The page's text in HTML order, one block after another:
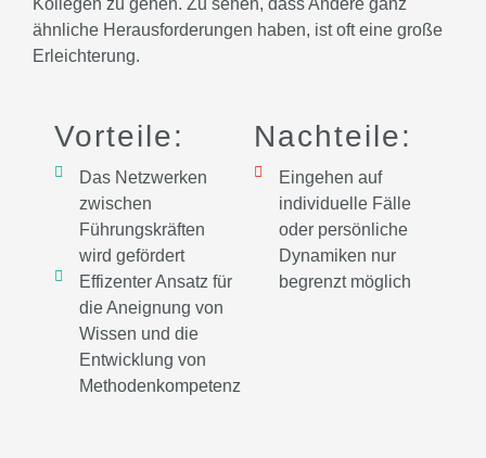
ähnliche Herausforderungen haben, ist oft eine große
Erleichterung.
Vorteile:
Das Netzwerken
zwischen
Führungskräften
wird gefördert
Effizenter Ansatz für
die Aneignung von
Wissen und die
Entwicklung von
Methodenkompetenz
Nachteile:
Eingehen auf
individuelle Fälle
oder persönliche
Dynamiken nur
begrenzt möglich